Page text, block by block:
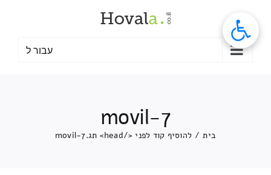
עבור ל
movil-7
בית / להוסיף קוד לפני </head> תג. movil-7